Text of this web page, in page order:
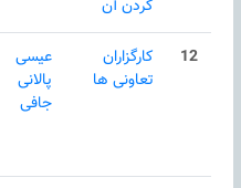
کردن آن
12
کارگزاران
تعاونی ها
عیسی
پالانی
جافی